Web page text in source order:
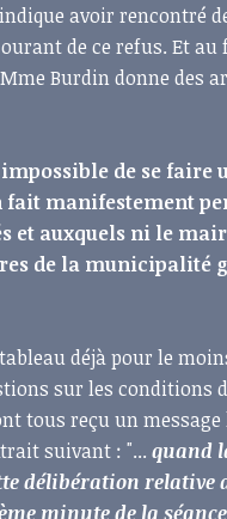
avoir rencontré
de ce refus. Et
Burdin donne des
de se faire
manifestement
et auxquels ni le
de la municipalité
déjà pour le
sur les conditions
tous reçu un
suivant : "...quand
délibération
minute de la